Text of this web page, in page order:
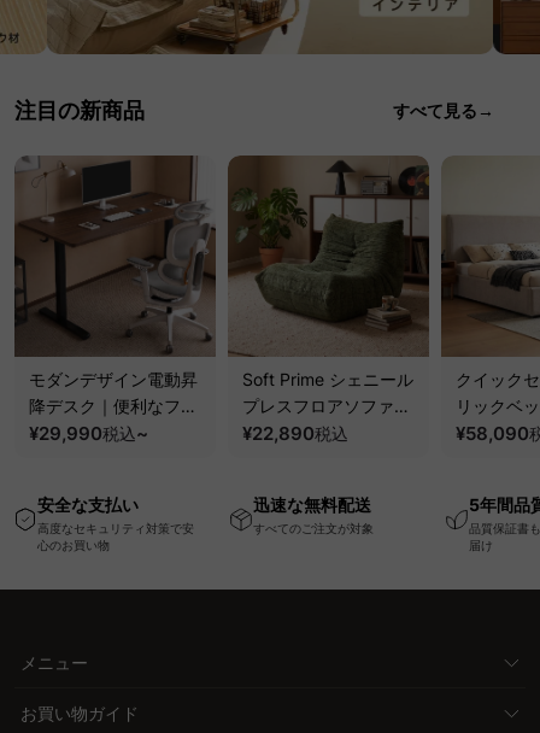
注目の新商品 すべて見る→
モダンデザイン電動昇
降デスク｜便利なフッ
ク・コンセント・
ー機能搭載ワークデス
ク
¥29,990税込~
Soft Prime シェニール
プレスフロアソファ｜
圧縮梱包で搬入しやす
ァ
¥22,890税込
クイック
リックベ
要で組み
¥58,090
安全な支払い
高度なセキュリティ対策で安
心のお買い物
迅速な無料配送
すべてのご注文が対象
5年間品
品質保証書
届け
メニュー
お買い物ガイド